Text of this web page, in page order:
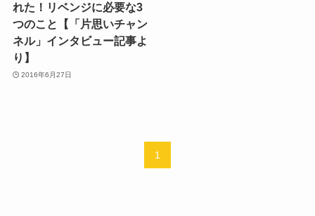
れた！リベンジに必要な3
つのこと【「片思いチャン
ネル」インタビュー記事よ
り】
2016年6月27日
1